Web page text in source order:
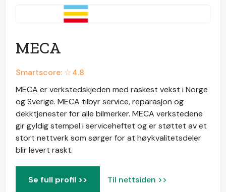
MECA
Smartscore: ☆4.8
MECA er verkstedskjeden med raskest vekst i Norge
og Sverige. MECA tilbyr service, reparasjon og
dekktjenester for alle bilmerker. MECA verkstedene
gir gyldig stempel i serviceheftet og er støttet av et
stort nettverk som sørger for at høykvalitetsdeler
blir levert raskt.
Se full profil >> Til nettsiden >>